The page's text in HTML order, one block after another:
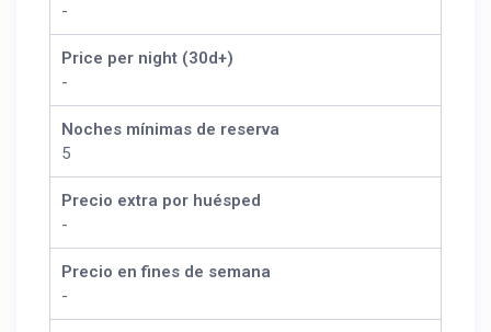
-
Price per night (30d+)
-
Noches mínimas de reserva
5
Precio extra por huésped
-
Precio en fines de semana
-